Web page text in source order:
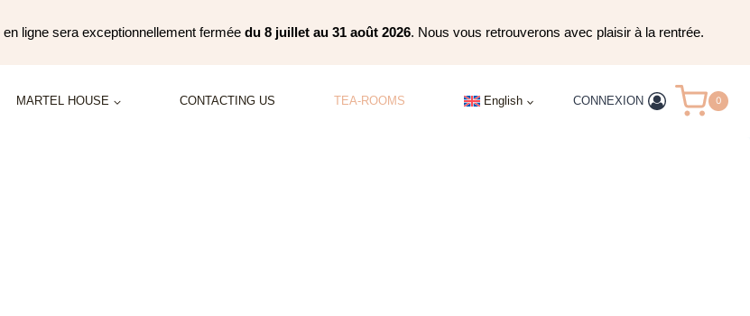
ligne sera exceptionnellement fermée du 8 juillet au 31 août 2026. Nous vous retrouverons avec plaisir à la rentrée.
MARTEL HOUSE CONTACTING US TEA-ROOMS English CONNEXION 0